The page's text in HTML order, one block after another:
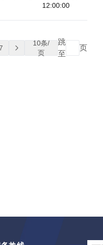
12:00:00
10条/
页
跳
至
页